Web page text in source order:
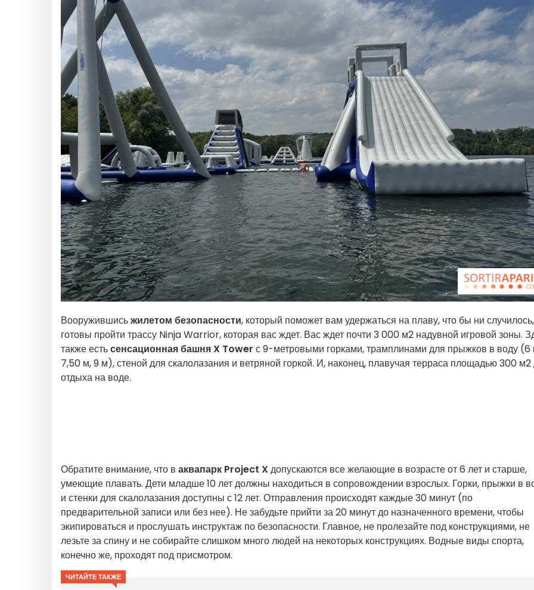
Вооружившисьжилетом безопасности, который поможет вам удержаться на плаву, что бы ни
готовы пройти трассу Ninja Warrior, которая вас ждет. Вас ждет почти 3 000 м2 надувной игровой зоны.
также естьсенсационная башня X Tower с 9-метровыми горками, трамплинами для прыжков в воду (6
7,50 м, 9 м), стеной для скалолазания и ветряной горкой. И, наконец, плавучая терраса площадью 300 м2
отдыха на воде.
Обратите внимание, что в аквапарк Project X допускаются все желающие в возрасте от 6 лет и старше,
умеющие плавать. Дети младше 10 лет должны находиться в сопровождении взрослых. Горки, прыжки в
и стенки для скалолазания доступны с 12 лет. Отправления происходят каждые 30 минут (по
предварительной записи или без нее). Не забудьте прийти за 20 минут до назначенного времени, чтобы
экипироваться и прослушать инструктаж по безопасности. Главное, не пролезайте под конструкциями, не
лезьте за спину и не собирайте слишком много людей на некоторых конструкциях. Водные виды спорта,
конечно же, проходят под присмотром.
ЧИТАЙТЕ ТАКЖЕ